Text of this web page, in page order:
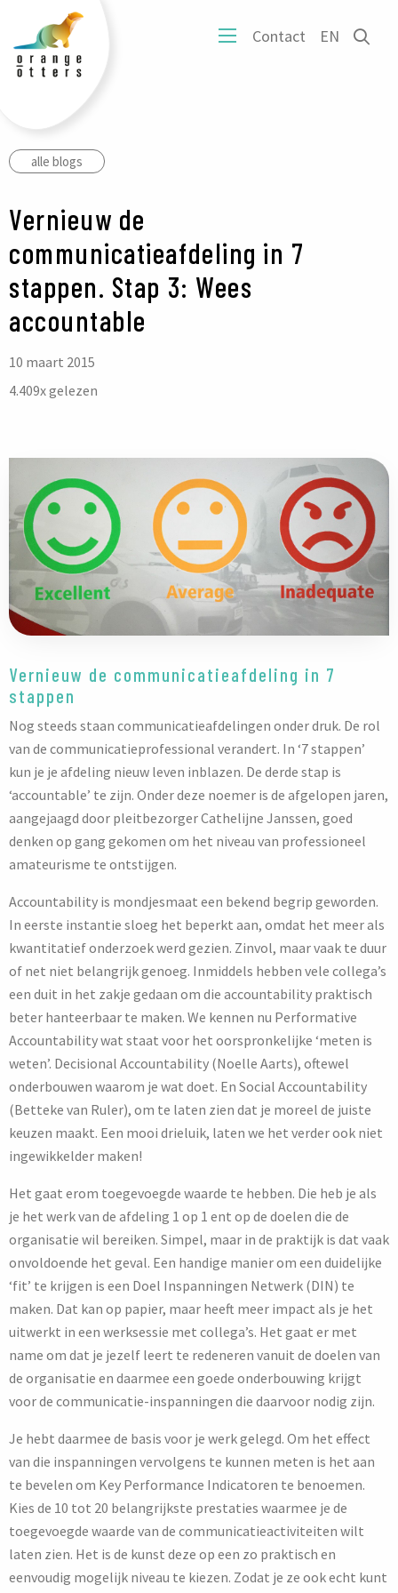
OpenContact EN
het
alle blogs
Vernieuw de
communicatieafdeling in 7
stappen. Stap 3: Wees
accountable
10 maart 2015
x gelezen
4.409
Vernieuw de communicatieafdeling in 7
stappen
Nog steeds staan communicatieafdelingen onder druk. De rol
van de communicatieprofessional verandert. In ‘7 stappen’
kun je je afdeling nieuw leven inblazen. De derde stap is
‘accountable’ te zijn. Onder deze noemer is de afgelopen jaren,
aangejaagd door pleitbezorger Cathelijne Janssen, goed
denken op gang gekomen om het niveau van professioneel
amateurisme te ontstijgen.
Accountability is mondjesmaat een bekend begrip geworden.
In eerste instantie sloeg het beperkt aan, omdat het meer als
kwantitatief onderzoek werd gezien. Zinvol, maar vaak te duur
of net niet belangrijk genoeg. Inmiddels hebben vele collega’s
een duit in het zakje gedaan om die accountability praktisch
beter hanteerbaar te maken. We kennen nu Performative
Accountability wat staat voor het oorspronkelijke ‘meten is
weten’. Decisional Accountability (Noelle Aarts), oftewel
onderbouwen waarom je wat doet. En Social Accountability
(Betteke van Ruler), om te laten zien dat je moreel de juiste
keuzen maakt. Een mooi drieluik, laten we het verder ook niet
ingewikkelder maken!
Het gaat erom toegevoegde waarde te hebben. Die heb je als
je het werk van de afdeling 1 op 1 ent op de doelen die de
organisatie wil bereiken. Simpel, maar in de praktijk is dat vaak
onvoldoende het geval. Een handige manier om een duidelijke
‘fit’ te krijgen is een Doel Inspanningen Netwerk (DIN) te
maken. Dat kan op papier, maar heeft meer impact als je het
uitwerkt in een werksessie met collega’s. Het gaat er met
name om dat je jezelf leert te redeneren vanuit de doelen van
de organisatie en daarmee een goede onderbouwing krijgt
voor de communicatie-inspanningen die daarvoor nodig zijn.
Je hebt daarmee de basis voor je werk gelegd. Om het effect
van die inspanningen vervolgens te kunnen meten is het aan
te bevelen om Key Performance Indicatoren te benoemen.
Kies de 10 tot 20 belangrijkste prestaties waarmee je de
toegevoegde waarde van de communicatieactiviteiten wilt
laten zien. Het is de kunst deze op een zo praktisch en
eenvoudig mogelijk niveau te kiezen. Zodat je ze ook echt kunt